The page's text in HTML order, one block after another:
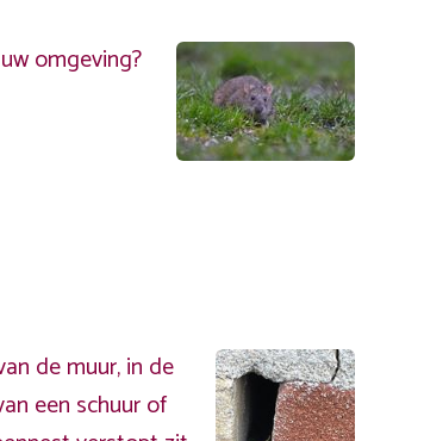
omgeving?
de muur, in de
een schuur of